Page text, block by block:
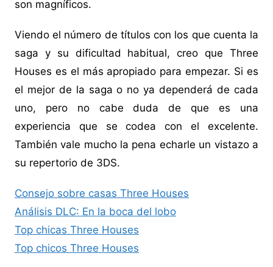
son magníficos.
Viendo el número de títulos con los que cuenta la
saga y su dificultad habitual, creo que Three
Houses es el más apropiado para empezar. Si es
el mejor de la saga o no ya dependerá de cada
uno, pero no cabe duda de que es una
experiencia que se codea con el excelente.
También vale mucho la pena echarle un vistazo a
su repertorio de 3DS.
Consejo sobre casas Three Houses
Análisis DLC: En la boca del lobo
Top chicas Three Houses
Top chicos Three Houses